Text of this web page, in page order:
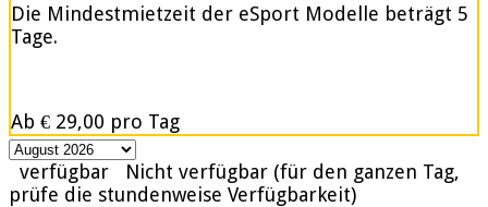
Die Mindestmietzeit der eSport Modelle beträgt 5
Tage.
Ab € 29,00 pro Tag
verfügbar
Nicht verfügbar (für den ganzen Tag,
prüfe die stundenweise Verfügbarkeit)